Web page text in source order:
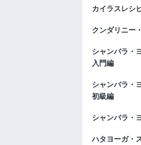
カイラスレシ
クンダリニー
シャンバラ
入門編
シャンバラ
初級編
シャンバラ・
ハタヨーガ・